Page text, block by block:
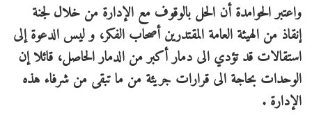
واعتبر الحوامدة أن الحل بالوقوف مع الإدارة من خلال لجنة
إنقاذ من الهيئة العامة المقتدرين أصحاب الفكر، و ليس الدعوة إلى
استقالات قد تؤدي الى دمار أكبر من الدمار الحاصل، قائلا إن
الوحدات بحاجة الى قرارات جريئة من ما تبقى من شرفاء هذه
الإدارة .